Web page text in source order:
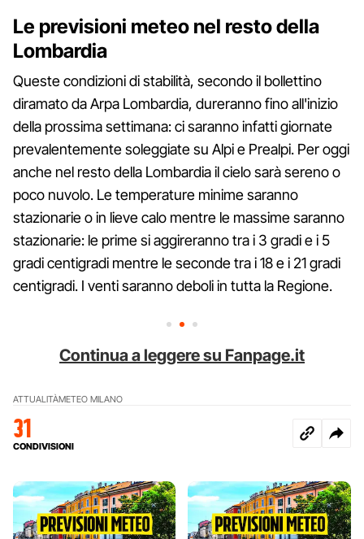
Le previsioni meteo nel resto della
Lombardia
Queste condizioni di stabilità, secondo il bollettino
diramato da Arpa Lombardia, dureranno fino all'inizio
della prossima settimana: ci saranno infatti giornate
prevalentemente soleggiate su Alpi e Prealpi. Per oggi
anche nel resto della Lombardia il cielo sarà sereno o
poco nuvolo. Le temperature minime saranno
stazionarie o in lieve calo mentre le massime saranno
stazionarie: le prime si aggireranno tra i 3 gradi e i 5
gradi centigradi mentre le seconde tra i 18 e i 21 gradi
centigradi. I venti saranno deboli in tutta la Regione.
Continua a leggere su Fanpage.it
ATTUALITÀMETEO MILANO
31
CONDIVISIONI